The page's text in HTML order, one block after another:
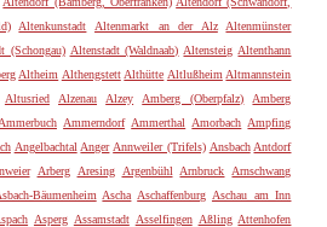
Altenkunstadt Altenmarkt an der Alz
Altenmünster
(Schongau) Altenstadt (Waldnaab) Altensteig Altenthann
Altheim Althengstett Althütte Altlußheim Altmannstein
Altusried Alzenau Alzey Amberg (Oberpfalz)
Amberg
Ammerbuch Ammerndorf Ammerthal Amorbach Ampfing
Angelbachtal Anger Annweiler (Trifels) Ansbach Antdorf
Arberg Aresing Argenbühl Arnbruck
Arnschwang
Bäumenheim Ascha Aschaffenburg Aschau am Inn
Asperg Assamstadt Asselfingen Aßling Attenhofen